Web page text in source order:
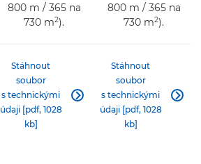
800 m / 365 na
730 m2).
800 m / 365 na
730 m2).
Stáhnout
soubor
s technickými
údaji [pdf, 1028
kb]

Stáhnout
soubor
s technickými
údaji [pdf, 1028
kb]
